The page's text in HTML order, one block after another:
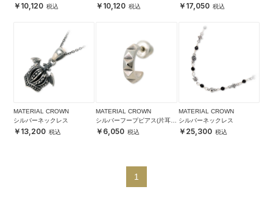
10,120 10,120 17,050
MATERIAL CROWN
シルバーネックレス
13,200
MATERIAL CROWN
シルバーフープピアス(片耳
用)6,050
MATERIAL CROWN
シルバーネックレス
25,300
1